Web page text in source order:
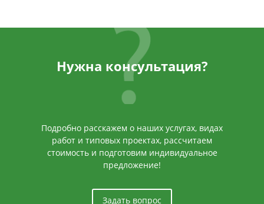
Нужна консультация?
Подробно расскажем о наших услугах, видах
работ и типовых проектах, рассчитаем
стоимость и подготовим индивидуальное
предложение!
Задать вопрос